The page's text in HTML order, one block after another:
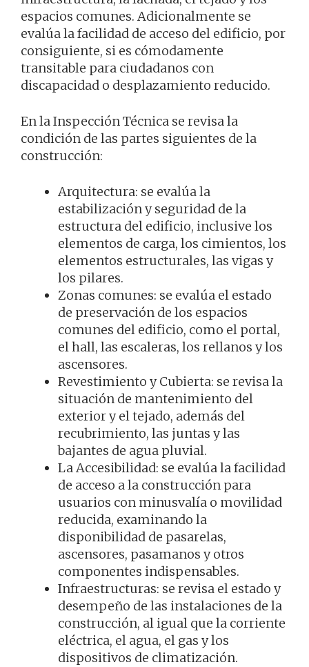
espacios comunes. Adicionalmente se
evalúa la facilidad de acceso del edificio, por
consiguiente, si es cómodamente
transitable para ciudadanos con
discapacidad o desplazamiento reducido.
En la Inspección Técnica se revisa la
condición de las partes siguientes de la
construcción:
Arquitectura: se evalúa la
estabilización y seguridad de la
estructura del edificio, inclusive los
elementos de carga, los cimientos, los
elementos estructurales, las vigas y
los pilares.
Zonas comunes: se evalúa el estado
de preservación de los espacios
comunes del edificio, como el portal,
el hall, las escaleras, los rellanos y los
ascensores.
Revestimiento y Cubierta: se revisa la
situación de mantenimiento del
exterior y el tejado, además del
recubrimiento, las juntas y las
bajantes de agua pluvial.
La Accesibilidad: se evalúa la facilidad
de acceso a la construcción para
usuarios con minusvalía o movilidad
reducida, examinando la
disponibilidad de pasarelas,
ascensores, pasamanos y otros
componentes indispensables.
Infraestructuras: se revisa el estado y
desempeño de las instalaciones de la
construcción, al igual que la corriente
eléctrica, el agua, el gas y los
dispositivos de climatización.